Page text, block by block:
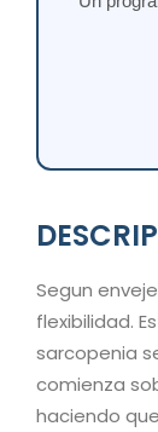
Segun
flexibilidad.
sarcopenia
comienza
haciendo